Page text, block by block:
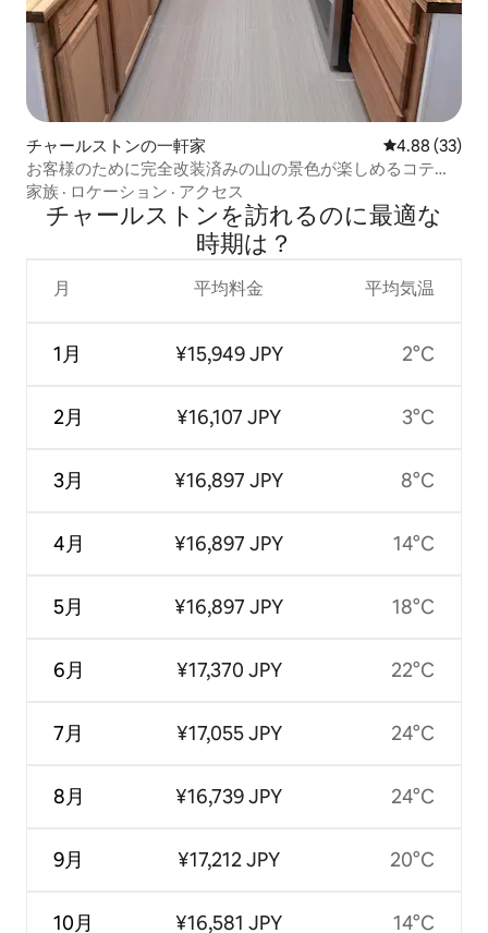
チャールストンの一軒家 レビュー33
4.88 (33)
お客様のために完全改装済みの山の景色が楽しめるコテー
ジ
家族 · ロケーション · アクセス
チャールストンを訪⁠れ⁠るの⁠に最⁠適⁠な
時⁠期⁠は⁠？
月
1月
2月
3月
4月
5月
6月
7月
8月
9月
10月
平均料金
¥15,949 JPY
¥16,107 JPY
¥16,897 JPY
¥16,897 JPY
¥16,897 JPY
¥17,370 JPY
¥17,055 JPY
¥16,739 JPY
¥17,212 JPY
¥16,581 JPY
平均気温
2°C
3°C
8°C
14°C
18°C
22°C
24°C
24°C
20°C
14°C